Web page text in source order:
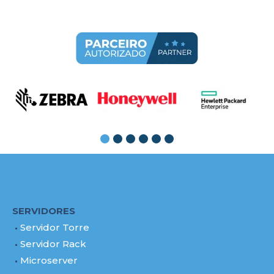
SERVIDORES
Servidor Torre
Servidor Rack
Microserver